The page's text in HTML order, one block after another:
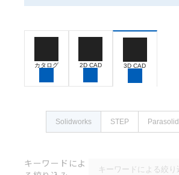
カタログ 2D CAD 3D CAD
Solidworks STEP Parasolid
キーワードによ